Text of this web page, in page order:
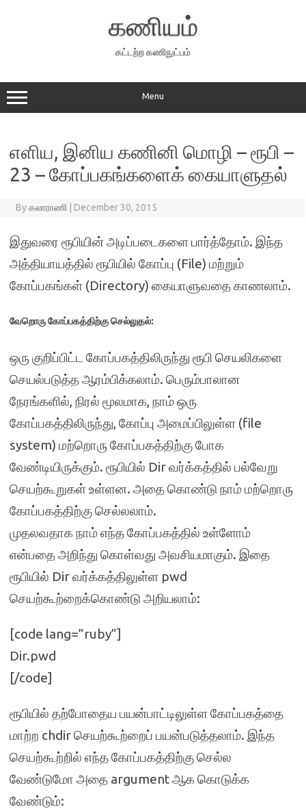
கணியம்
கட்டற்ற கணிநுட்பம்
Menu
எளிய, இனிய கணினி மொழி – ரூபி –
23 – கோப்பகங்களைக் கையாளுதல்
Byகலாராணி December 30, 2015
இதுவரை ரூபியின் அடிப்படைகளை பார்த்தோம். இந்த
அத்தியாயத்தில் ரூபியில் கோப்பு (File) மற்றும்
கோப்பகங்கள் (Directory) கையாளுவதை காணலாம்.
வேறொரு கோப்பகத்திற்கு செல்லுதல்:
ஒரு குறிப்பிட்ட கோப்பகத்திலிருந்து ரூபி செயலிகளை
செயல்படுத்த ஆரம்பிக்கலாம். பெரும்பாலான
நேரங்களில், நிரல் மூலமாக, நாம் ஒரு
கோப்பகத்திலிருந்து, கோப்பு அமைப்பிலுள்ள (file
system) மற்றொரு கோப்பகத்திற்கு போக
வேண்டியிருக்கும். ரூபியில் Dir வர்க்கத்தில் பல்வேறு
செயற்கூறுகள் உள்ளன. அதை கொண்டு நாம் மற்றொரு
கோப்பகத்திற்கு செல்லலாம்.
முதலவதாக நாம் எந்த கோப்பகத்தில் உள்ளோம்
என்பதை அறிந்து கொள்வது அவசியமாகும். இதை
ரூபியில் Dir வர்க்கத்திலுள்ள pwd
செயற்கூற்றைக்கொண்டு அறியலாம்:
[code lang=”ruby”]
Dir.pwd
[/code]
ரூபியில் தற்போதைய பயன்பாட்டிலுள்ள கோப்பகத்தை
மாற்ற chdir செயற்கூற்றைப் பயன்படுத்தலாம். இந்த
செயற்கூற்றில் எந்த கோப்பகத்திற்கு செல்ல
வேண்டுமோ அதை argument ஆக கொடுக்க
வேண்டும்: